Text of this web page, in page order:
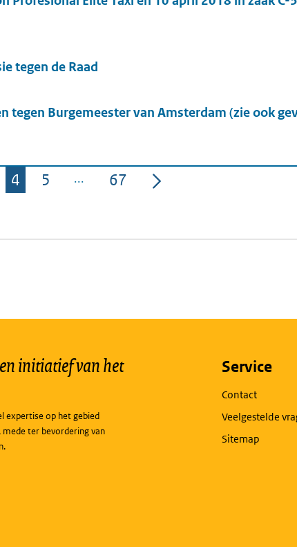
tegen de Raad
tegen Burgemeester van Amsterdam (zie ook
Pagina
4 Pagina
5 Pagina
67
initiatief van het
expertise op het gebied
ter bevordering van
Service
Contact
Veelgestelde
Sitemap